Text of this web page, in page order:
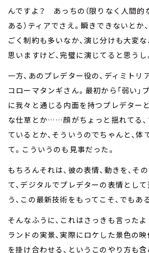
んですよ？ あっちの（限りなく人間的
ある）ティアでさえ。瞬きできないとか
ごく制約も多いなか、演じ分けも大変な
思いますけど、完璧に演じてると思うし
一方、あのプレデター役の、ディミトリ
コローマタンギさん。最初から「弱い」
に我々と通じる内面を持つプレデター
な仕草とか……顔がちょっと揺れてる、
ているとか、そういうのでちゃんと、体
て。こういうのも見事だった。
もちろんそれは、彼の表情、動きを、そ
て、デジタルでプレデターの表情として
う、この最新技術をもってこそ、でもあ
そんなふうに、これはさっきも言ったよ
ランドの実景、実際にロケした景色の映
を掛け合わせる、というこのやり方も